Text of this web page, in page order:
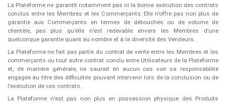
La Plateforme ne garantit notamment pas ni la bonne exécution des contrats
conclus entre les Membres et les Commerçants. Elle n’offre pas non plus de
garantie aux Commerçants en termes de débouchés ou de volume de
clientèle, pas plus qu’elle n’est redevable envers les Membres d’une
quelconque garantie quant au nombre et à la diversité des Vendeurs.
La Plateforme ne fait pas partie du contrat de vente entre les Membres et les
commerçants ou tout autre contrat conclu entre Utilisateurs de la Plateforme
et, de manière générale, ne saurait en aucun cas voir sa responsabilité
engagée au titre des difficultés pouvant intervenir lors de la conclusion ou de
l’exécution de ces contrats.
La Plateforme n’est pas non plus en possession physique des Produits